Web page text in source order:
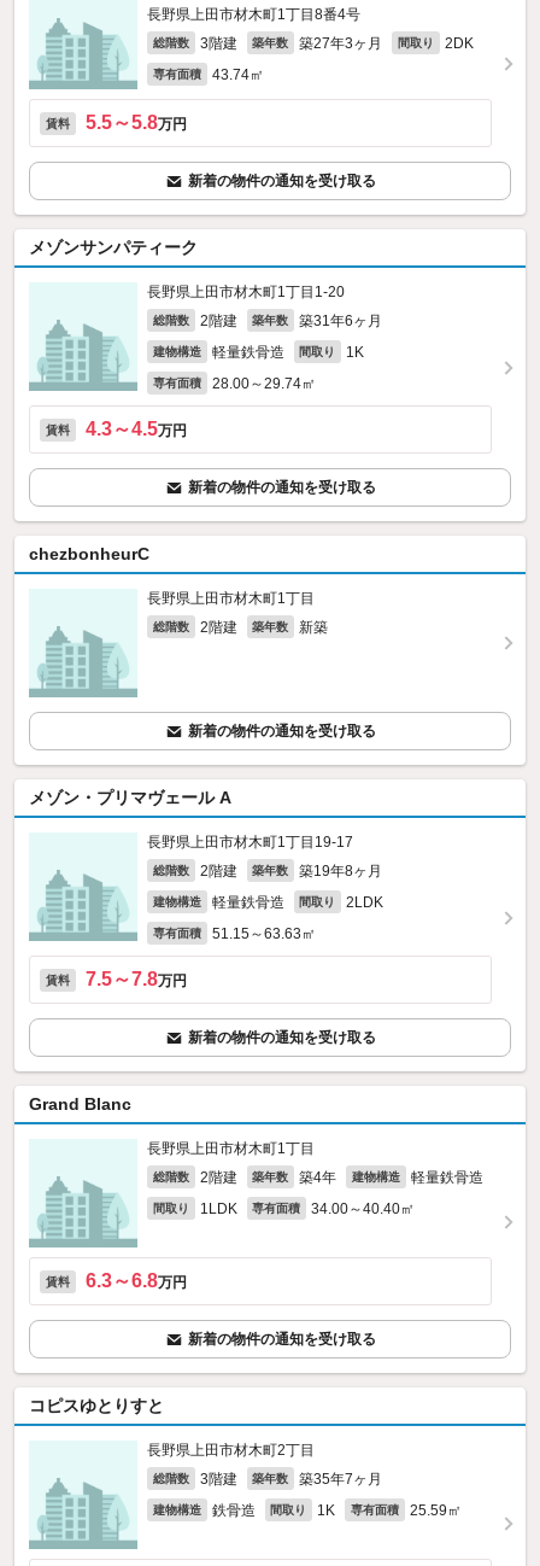
長野県上田市材木町1丁目8番4号
総階数 3階建 築年数 築27年3ヶ月 間取り 2DK
専有面積 43.74㎡
賃料 5.5～5.8万円
新着の物件の通知を受け取る
メゾンサンパティーク
長野県上田市材木町1丁目1-20
総階数 2階建 築年数 築31年6ヶ月
建物構造 軽量鉄骨造 間取り 1K
専有面積 28.00～29.74㎡
賃料 4.3～4.5万円
新着の物件の通知を受け取る
chezbonheurC
長野県上田市材木町1丁目
総階数 2階建 築年数 新築
新着の物件の通知を受け取る
メゾン・プリマヴェール A
長野県上田市材木町1丁目19-17
総階数 2階建 築年数 築19年8ヶ月
建物構造 軽量鉄骨造 間取り 2LDK
専有面積 51.15～63.63㎡
賃料 7.5～7.8万円
新着の物件の通知を受け取る
Grand Blanc
長野県上田市材木町1丁目
総階数 2階建 築年数 築4年 建物構造 軽量鉄骨造
間取り 1LDK 専有面積 34.00～40.40㎡
賃料 6.3～6.8万円
新着の物件の通知を受け取る
コピスゆとりすと
長野県上田市材木町2丁目
総階数 3階建 築年数 築35年7ヶ月
建物構造 鉄骨造 間取り 1K 専有面積 25.59㎡